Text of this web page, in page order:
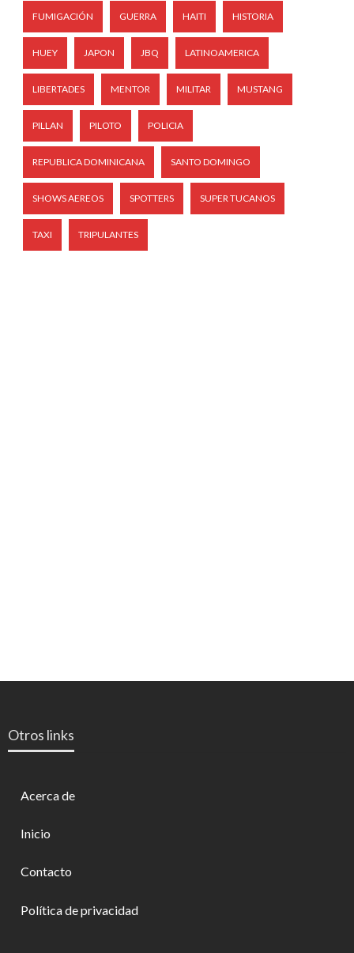
FUMIGACIÓN GUERRA HAITI HISTORIA
HUEY JAPON JBQ LATINOAMERICA
LIBERTADES MENTOR MILITAR MUSTANG
PILLAN PILOTO POLICIA
REPUBLICA DOMINICANA SANTO DOMINGO
SHOWS AEREOS SPOTTERS SUPER TUCANOS
TAXI TRIPULANTES
Otros links
Acerca de
Inicio
Contacto
Política de privacidad